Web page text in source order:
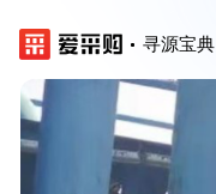
寻源宝典